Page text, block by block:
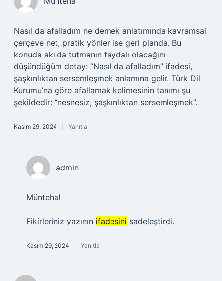
Nasıl da afalladım ne demek anlatımında kavramsal
çerçeve net, pratik yönler ise geri planda. Bu
konuda akılda tutmanın faydalı olacağını
düşündüğüm detay: “Nasıl da afalladım” ifadesi,
şaşkınlıktan sersemleşmek anlamına gelir. Türk Dil
Kurumu’na göre afallamak kelimesinin tanımı şu
şekildedir: “nesnesiz, şaşkınlıktan sersemleşmek”.
Kasım 29, 2024 Yanıtla
admin
Münteha!
Fikirleriniz yazının ifadesini sadeleştirdi.
Kasım 29, 2024 Yanıtla